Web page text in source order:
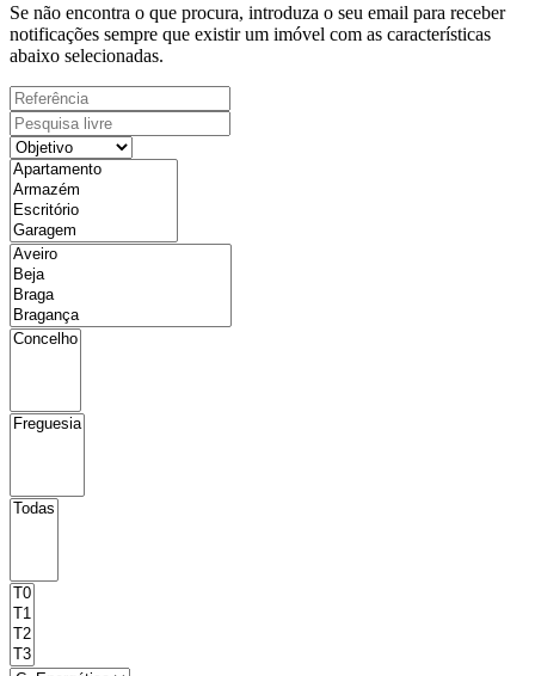
Se não encontra o que procura, introduza o seu email para receber
notificações sempre que existir um imóvel com as características
abaixo selecionadas.